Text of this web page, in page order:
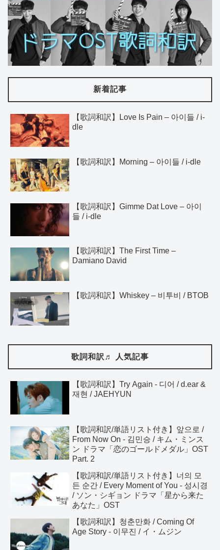
新着記事
【歌詞和訳】Love Is Pain – 아이들 / i-
dle
【歌詞和訳】Morning – 아이들 / i-dle
【歌詞和訳】Gimme Dat Love – 아이
들 / i-dle
【歌詞和訳】The First Time –
Damiano David
【歌詞和訳】Whiskey – 비투비 / BTOB
歌詞和訳♬ 人気記事
【歌詞和訳】Try Again - 디어 / d.ear &
재현 / JAEHYUN
【歌詞和訳/単語リスト付き】앞으로 /
From Now On - 김민승 / キム・ミンス
ン ドラマ「恋のゴールドメダル」OST
Part. 2
【歌詞和訳/単語リスト付き】너의 모
든 순간 / Every Moment of You - 성시경
/ ソン・シギョン ドラマ「星から来た
あなた」OST
【歌詞和訳】청춘만화 / Coming Of
Age Story - 이무진 / イ・ムジン